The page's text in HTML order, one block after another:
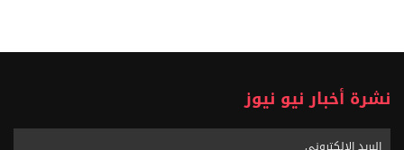
نشرة أخبار نيو نيوز